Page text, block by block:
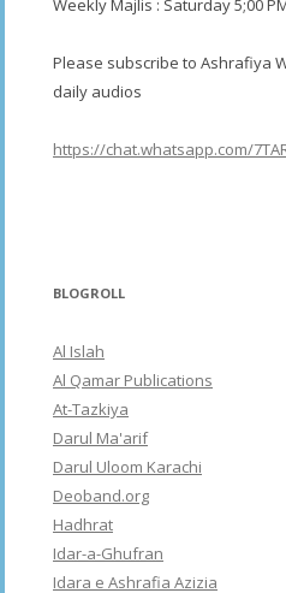
Weekly Majlis : Saturday 5;00
Please subscribe to Ashrafiya
daily audios
https://chat.whatsapp.com/
BLOGROLL
Al Islah
Al Qamar Publications
At-Tazkiya
Darul Ma'arif
Darul Uloom Karachi
Deoband.org
Hadhrat
Idar-a-Ghufran
Idara e Ashrafia Azizia